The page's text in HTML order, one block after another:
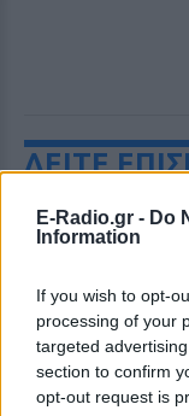
E-Radio.gr - Do
Information
If you wish to opt-
processing of your
targeted
section to confirm
opt-out request is
ΔΕΙΤΕ
ΣΤΗΝ